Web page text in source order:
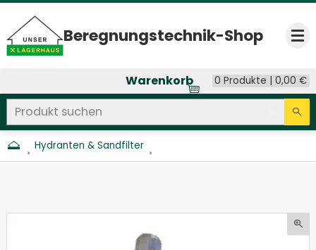
Beregnungs­technik-Shop
Warenkorb 0 Produkte |0,00€
Seitenweite Suche
Produkt suchen
Hydranten & Sandfilter